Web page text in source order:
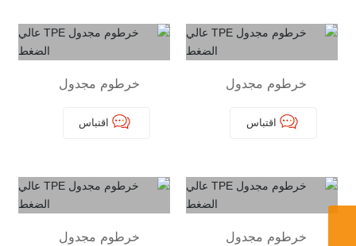
خرطوم مجدول
اقتباس
خرطوم مجدول
اقتباس
خرطوم مجدول
خرطوم مجدول
sales1@sdtonyun.com